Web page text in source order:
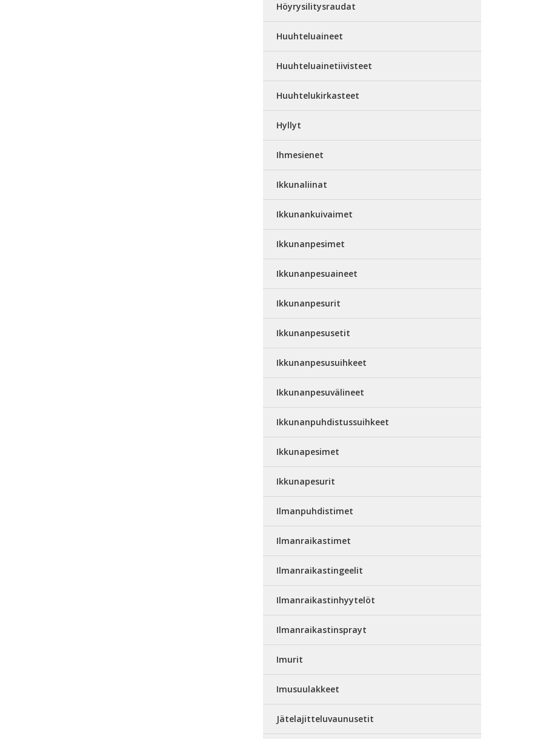
Höyrysilitysraudat
Huuhteluaineet
Huuhteluainetiivisteet
Huuhtelukirkasteet
Hyllyt
Ihmesienet
Ikkunaliinat
Ikkunankuivaimet
Ikkunanpesimet
Ikkunanpesuaineet
Ikkunanpesurit
Ikkunanpesusetit
Ikkunanpesusuihkeet
Ikkunanpesuvälineet
Ikkunanpuhdistussuihkeet
Ikkunapesimet
Ikkunapesurit
Ilmanpuhdistimet
Ilmanraikastimet
Ilmanraikastingeelit
Ilmanraikastinhyytelöt
Ilmanraikastinsprayt
Imurit
Imusuulakkeet
Jätelajitteluvaunusetit